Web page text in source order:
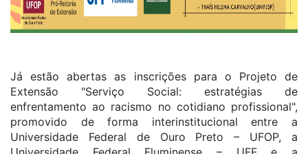
Já estão abertas as inscrições para o Projeto de
Extensão "Serviço Social: estratégias de
enfrentamento ao racismo no cotidiano profissional",
promovido de forma interinstitucional entre a
Universidade Federal de Ouro Preto – UFOP, a